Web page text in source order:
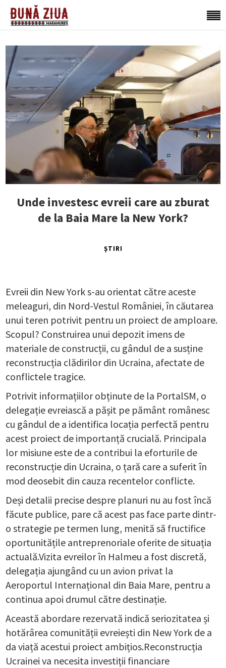
Unde investesc evreii care au zburat
de la Baia Mare la New York?
ȘTIRI
Evreii din New York s-au orientat către aceste
meleaguri, din Nord-Vestul României, în căutarea
unui teren potrivit pentru un proiect de amploare.
Scopul? Construirea unui depozit imens de
materiale de construcții, cu gândul de a susține
reconstrucția clădirilor din Ucraina, afectate de
conflictele tragice.
Potrivit informațiilor obținute de la PortalSM, o
delegație evreiască a pășit pe pământ românesc
cu gândul de a identifica locația perfectă pentru
acest proiect de importanță crucială. Principala
lor misiune este de a contribui la eforturile de
reconstrucție din Ucraina, o țară care a suferit în
mod deosebit din cauza recentelor conflicte.
Deși detalii precise despre planuri nu au fost încă
făcute publice, pare că acest pas face parte dintr-
o strategie pe termen lung, menită să fructifice
oportunitățile antreprenoriale oferite de situația
actuală.Vizita evreilor în Halmeu a fost discretă,
delegația ajungând cu un avion privat la
Aeroportul Internațional din Baia Mare, pentru a
continua apoi drumul către destinație.
Această abordare rezervată indică seriozitatea și
hotărârea comunității evreiești din New York de a
da viață acestui proiect ambițios.Reconstrucția
Ucrainei va necesita investiții financiare